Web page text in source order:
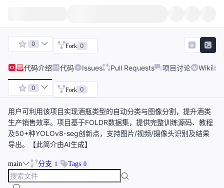
0 Fork 0
代码介绍 代码 Issues Pull Requests 项目讨论 Wiki
0 Fork 0
用户可利用该项目实现酒瓶类型的自动分类与图像分割，提升酒类
生产销售效率。项目基于FOLDR数据集，提供完整训练源码、教程
及50+种YOLOv8-seg创新点，支持图片/视频/摄像头识别及结果
导出。【此简介由AI生成】
main 分支 1 Tags 0